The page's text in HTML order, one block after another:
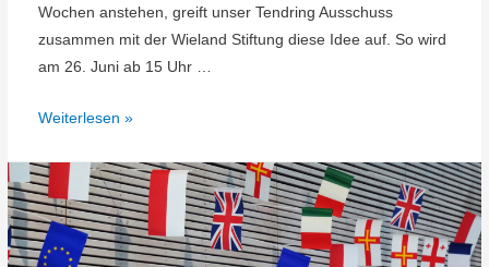
Wochen anstehen, greift unser Tendring Ausschuss
zusammen mit der Wieland Stiftung diese Idee auf. So wird
am 26. Juni ab 15 Uhr …
Cream
mit
Shakespeare
Weiterlesen »